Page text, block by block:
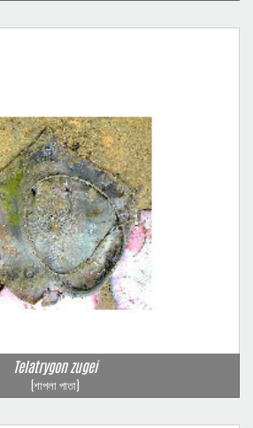
Telatrygon zugei
(শাপলা পাতা)